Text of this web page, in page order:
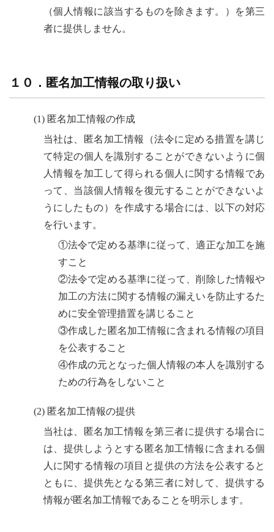
（個人情報に該当するものを除きます。）を第三
者に提供しません。
１０．匿名加工情報の取り扱い
(1) 匿名加工情報の作成
当社は、匿名加工情報（法令に定める措置を講じ
て特定の個人を識別することができないように個
人情報を加工して得られる個人に関する情報であ
って、当該個人情報を復元することができないよ
うにしたもの）を作成する場合には、以下の対応
を行います。
①法令で定める基準に従って、適正な加工を施
すこと
②法令で定める基準に従って、削除した情報や
加工の方法に関する情報の漏えいを防止するた
めに安全管理措置を講じること
③作成した匿名加工情報に含まれる情報の項目
を公表すること
④作成の元となった個人情報の本人を識別する
ための行為をしないこと
(2) 匿名加工情報の提供
当社は、匿名加工情報を第三者に提供する場合に
は、提供しようとする匿名加工情報に含まれる個
人に関する情報の項目と提供の方法を公表すると
ともに、提供先となる第三者に対して、提供する
情報が匿名加工情報であることを明示します。